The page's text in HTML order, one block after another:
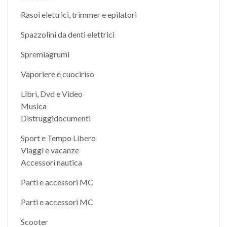
Rasoi elettrici, trimmer e epilatori
Spazzolini da denti elettrici
Spremiagrumi
Vaporiere e cuociriso
Libri, Dvd e Video
Musica
Distruggidocumenti
Sport e Tempo Libero
Viaggi e vacanze
Accessori nautica
Parti e accessori MC
Parti e accessori MC
Scooter